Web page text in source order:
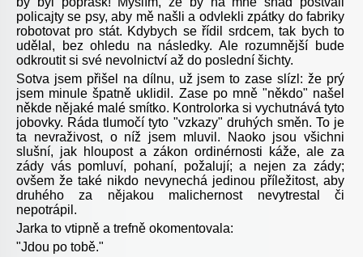
policajty se psy, aby mě našli a odvlekli zpátky do fabriky
robotovat pro stát. Kdybych se řídil srdcem, tak bych to
udělal, bez ohledu na následky. Ale rozumnější bude
odkroutit si své nevolnictví až do poslední šichty.
Sotva jsem přišel na dílnu, už jsem to zase slízl: že prý
jsem minule špatně uklidil. Zase po mně "někdo" našel
někde nějaké malé smítko. Kontrolorka si vychutnává tyto
jobovky. Ráda tlumočí tyto "vzkazy" druhých směn. To je
ta nevraživost, o níž jsem mluvil. Naoko jsou všichni
slušní, jak hloupost a zákon ordinérnosti káže, ale za
zády vás pomluví, pohaní, požalují; a nejen za zády;
ovšem že také nikdo nevynechá jedinou příležitost, aby
druhého za nějakou malichernost nevytrestal či
nepotrápil.
Jarka to vtipně a trefně okomentovala:
"Jdou po tobě."